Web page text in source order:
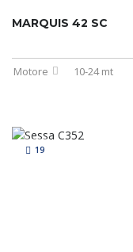
MARQUIS 42 SC
Motore 10-24 mt
19